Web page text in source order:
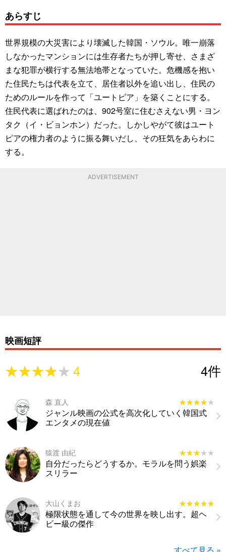
あらすじ
世界規模の大災害により壊滅した韓国・ソウル。唯一崩落
しなかったマンションには生存者たちが押し寄せ、さまざ
まな犯罪が横行する無法地帯となっていた。危機感を抱い
た住民たちは代表を立て、居住者以外を追い出し、住民の
ためのルールを作って「ユートピア」を築くことにする。
住民代表に選ばれたのは、902号室に住むさえない男・ヨン
タク（イ・ビョンホン）だった。しかしやがて彼はユート
ピアの権力者のように振る舞いだし、その狂気をあらわに
する。
ADVERTISEMENT
映画短評
★★★★★
★★★★★4 4件
森 直人 ★★★★★
★★★★★
ジャンル映画の公式を高次化していく韓国式
エンタメの現在値
猿渡 由紀 ★★★★★
★★★★★
自分だったらどうするか。モラルを問う娯楽
スリラー
大山くまお ★★★★★
★★★★★
極限状態を通して今の世界を映し出す。超ヘ
ビー級の傑作